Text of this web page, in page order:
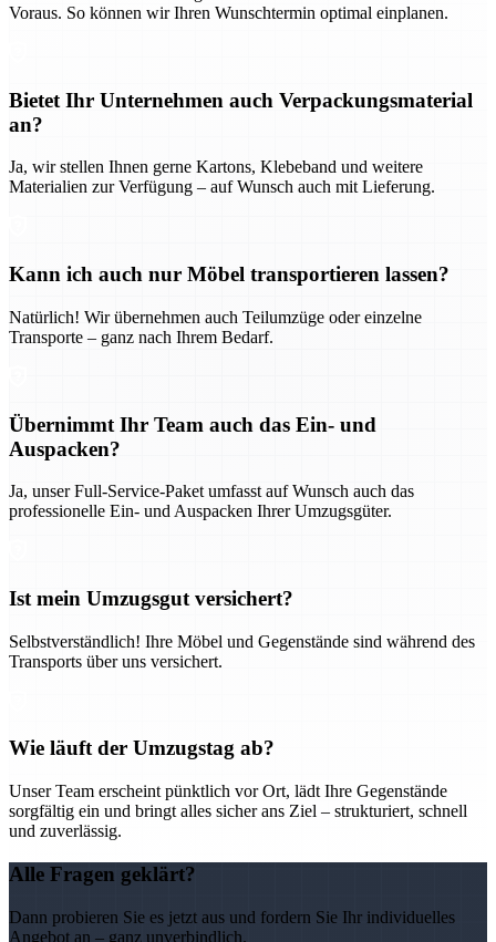
Voraus. So können wir Ihren Wunschtermin optimal einplanen.
Bietet Ihr Unternehmen auch Verpackungsmaterial
an?
Ja, wir stellen Ihnen gerne Kartons, Klebeband und weitere
Materialien zur Verfügung – auf Wunsch auch mit Lieferung.
Kann ich auch nur Möbel transportieren lassen?
Natürlich! Wir übernehmen auch Teilumzüge oder einzelne
Transporte – ganz nach Ihrem Bedarf.
Übernimmt Ihr Team auch das Ein- und
Auspacken?
Ja, unser Full-Service-Paket umfasst auf Wunsch auch das
professionelle Ein- und Auspacken Ihrer Umzugsgüter.
Ist mein Umzugsgut versichert?
Selbstverständlich! Ihre Möbel und Gegenstände sind während des
Transports über uns versichert.
Wie läuft der Umzugstag ab?
Unser Team erscheint pünktlich vor Ort, lädt Ihre Gegenstände
sorgfältig ein und bringt alles sicher ans Ziel – strukturiert, schnell
und zuverlässig.
Alle Fragen geklärt?
Dann probieren Sie es jetzt aus und fordern Sie Ihr individuelles
Angebot an – ganz unverbindlich.